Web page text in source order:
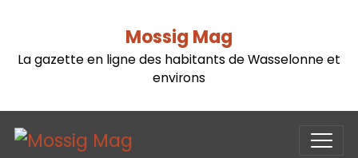
Mossig Mag
La gazette en ligne des habitants de Wasselonne et
environs